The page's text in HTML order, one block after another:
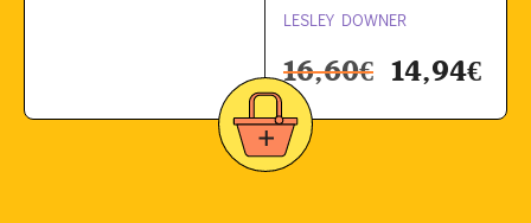
LESLEY DOWNER
16,60€ 14,94€